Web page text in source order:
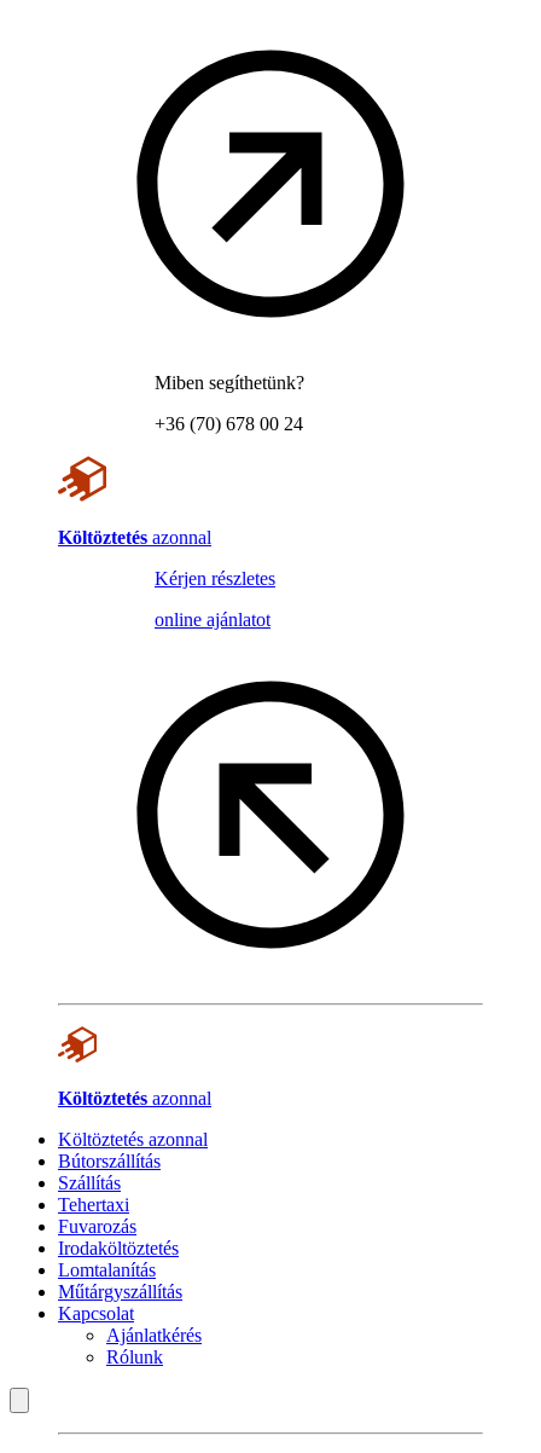
Miben segíthetünk?
+36 (70) 678 00 24
Költöztetés azonnal
Kérjen részletes
online ajánlatot
Költöztetés azonnal
Költöztetés azonnal
Bútorszállítás
Szállítás
Tehertaxi
Fuvarozás
Irodaköltöztetés
Lomtalanítás
Műtárgyszállítás
Kapcsolat
Ajánlatkérés
Rólunk